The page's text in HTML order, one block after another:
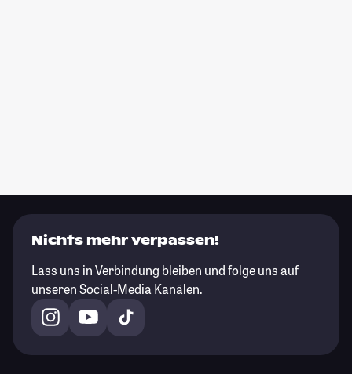
Nichts mehr verpassen!
Lass uns in Verbindung bleiben und folge uns auf
unseren Social-Media Kanälen.